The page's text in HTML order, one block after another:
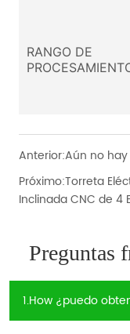
Anterior:Aún no
Próximo:Torreta
Inclinada CNC de 4
Preguntas
1.How ¿puedo